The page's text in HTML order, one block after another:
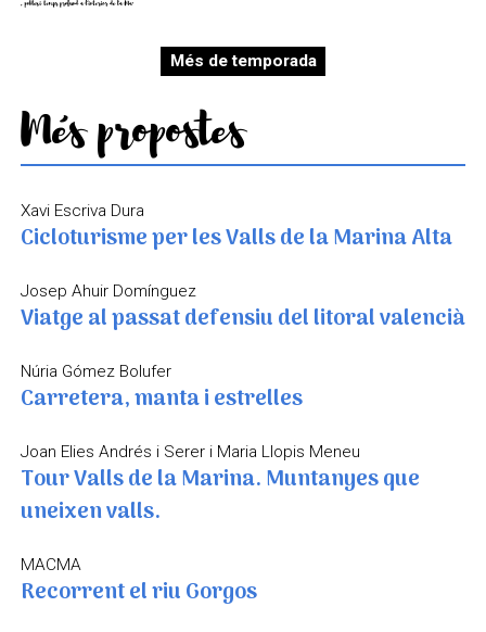
Més de temporada
Més propostes
Xavi Escriva Dura
Cicloturisme per les Valls de la Marina Alta
Josep Ahuir Domínguez
Viatge al passat defensiu del litoral valencià
Núria Gómez Bolufer
Carretera, manta i estrelles
Joan Elies Andrés i Serer i Maria Llopis Meneu
Tour Valls de la Marina. Muntanyes que
uneixen valls.
MACMA
Recorrent el riu Gorgos